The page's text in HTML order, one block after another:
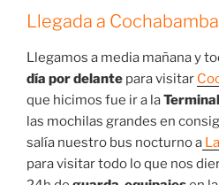
Llegada a Cochabamba
Llegamos a media mañana y
día por delante para visitar
que hicimos fue ir a la
las mochilas grandes en
salía nuestro bus nocturno a
para visitar todo lo que nos